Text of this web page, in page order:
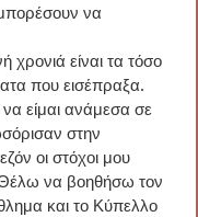
να
χρονιά είναι τα τόσο
που εισέπραξα.
είμαι ανάμεσα σε
στην
οι στόχοι μου
Θέλω να βοηθήσω τον
και το Κύπελλο